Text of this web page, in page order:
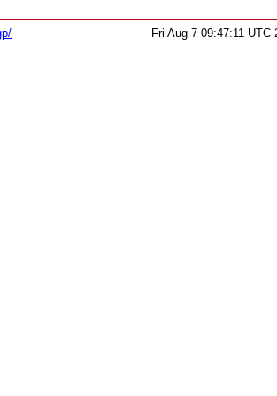
Fri Aug 7 09:47:11 UTC